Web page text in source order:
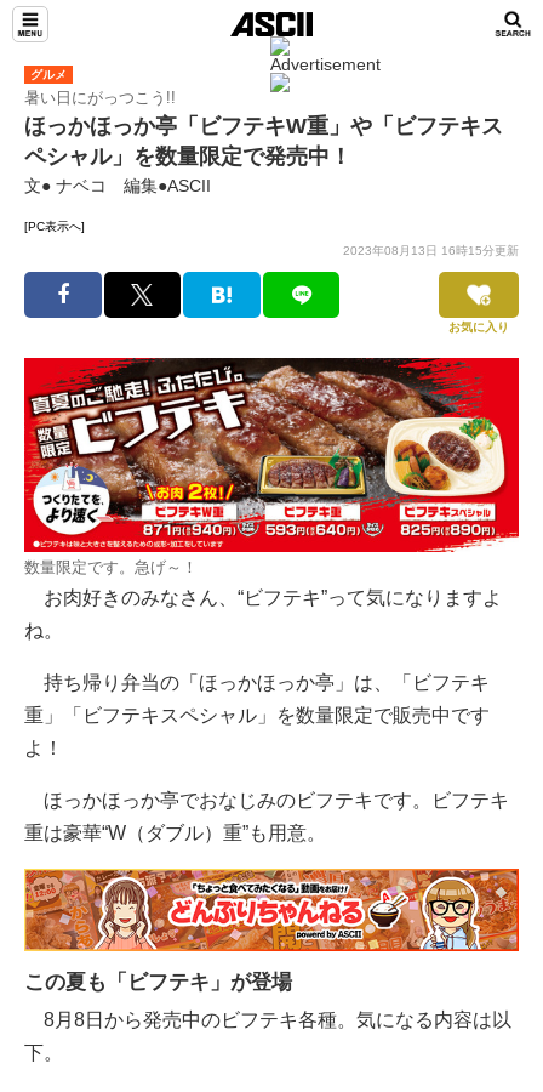
グルメ
暑い日にがっつこう!!
ほっかほっか亭「ビフテキW重」や「ビフテキス
ペシャル」を数量限定で発売中！
文● ナベコ 編集●ASCII
[PC表示へ]
2023年08月13日 16時15分更新
お気に入り
数量限定です。急げ～！
お肉好きのみなさん、“ビフテキ”って気になりますよ
ね。
持ち帰り弁当の「ほっかほっか亭」は、「ビフテキ
重」「ビフテキスペシャル」を数量限定で販売中です
よ！
ほっかほっか亭でおなじみのビフテキです。ビフテキ
重は豪華“W（ダブル）重”も用意。
この夏も「ビフテキ」が登場
8月8日から発売中のビフテキ各種。気になる内容は以
下。